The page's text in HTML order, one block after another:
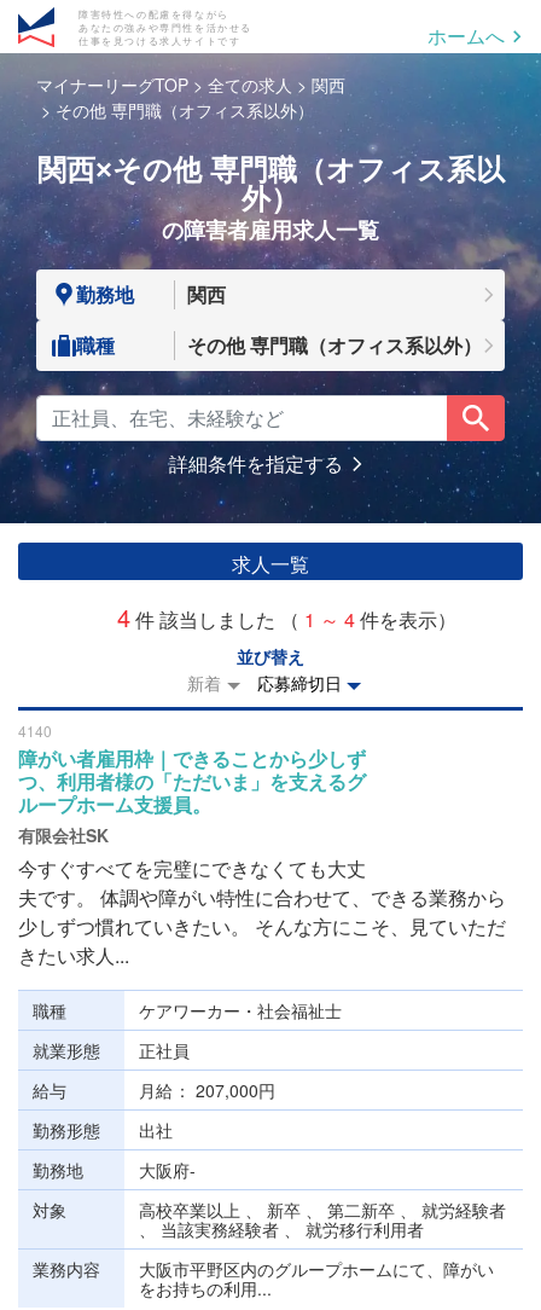
障害特性への配慮を得ながら
あなたの強みや専門性を活かせる
仕事を見つける求人サイトです
ホームへ
マイナーリーグTOP 全ての求人
関西
その他 専門職（オフィス系以外）
関西×その他 専門職（オフィス系以
外）
の障害者雇用求人一覧
勤務地
関西
職種
その他 専門職（オフィス系以外）
詳細条件を指定する
求人一覧
4件 該当しました （ 1 ～ 4件を表示）
並び替え
新着
応募締切日
4140
障がい者雇用枠｜できることから少しず
つ、利用者様の「ただいま」を支えるグ
ループホーム支援員。
有限会社SK
今すぐすべてを完璧にできなくても大丈
夫です。 体調や障がい特性に合わせて、できる業務から
少しずつ慣れていきたい。 そんな方にこそ、見ていただ
きたい求人...
職種
ケアワーカー・社会福祉士
就業形態
正社員
給与
月給
207,000円
勤務形態
出社
勤務地
大阪府-
対象
高校卒業以上 、 新卒 、 第二新卒 、 就労経験者
、 当該実務経験者 、 就労移行利用者
業務内容
大阪市平野区内のグループホームにて、障がい
をお持ちの利用...